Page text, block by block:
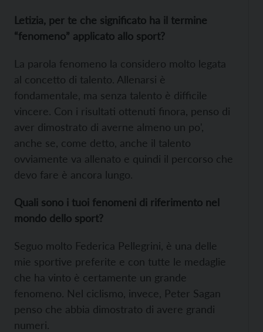
Letizia, per te che significato ha il termine
“fenomeno” applicato allo sport?
La parola fenomeno la considero molto legata
al concetto di talento. Allenarsi è
fondamentale, ma senza talento è difficile
vincere. Con i risultati ottenuti finora, penso di
aver dimostrato di averne almeno un po',
anche se, come detto, anche il talento
ovviamente va allenato e quindi il percorso che
devo fare è ancora lungo.
Quali sono i tuoi fenomeni di riferimento nel
mondo dello sport?
Seguo molto Federica Pellegrini, è una delle
mie sportive preferite e con tutte le medaglie
che ha vinto è certamente un grande
fenomeno. Nel ciclismo, invece, Peter Sagan
penso che abbia dimostrato di avere grandi
numeri.